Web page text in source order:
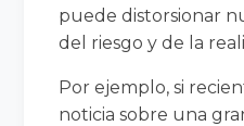
puede distorsionar
del riesgo y de la
Por ejemplo, si
noticia sobre una